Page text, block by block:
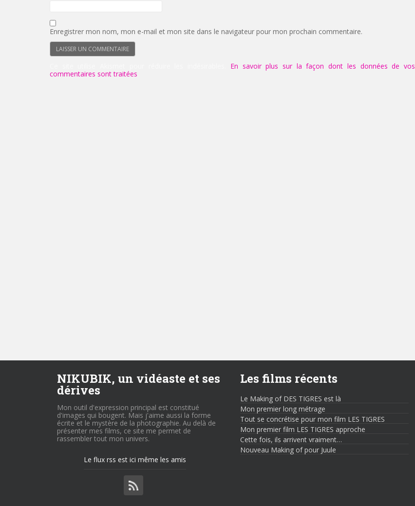
Enregistrer mon nom, mon e-mail et mon site dans le navigateur pour mon prochain commentaire.
En savoir plus sur la façon dont les données de vos
commentaires sont traitées
NIKUBIK, un vidéaste et ses
dérives
Mon outil d'expression principal est constitué
d'images qui bougent. Mais j'aime aussi la forme
écrite et le mystère de la photographie. Au delà de
présenter mes films, ce site me permet de
rassembler tout mon univers.
Le flux rss est ici même les amis
Les films récents
Le Making of DES TIGRES est là
Mon premier long métrage
Tout se concrétise pour mon film LES TIGRES
Mon premier film LES TIGRES approche
Cette fois, ils arrivent vraiment…
Nouveau Making of pour Juule